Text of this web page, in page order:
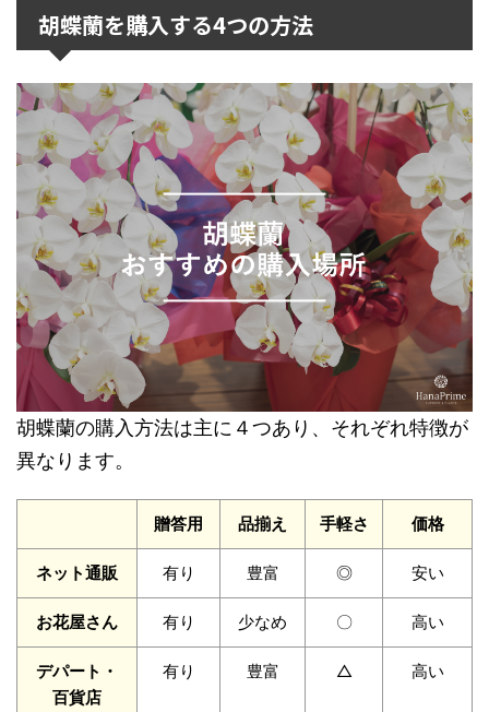
胡蝶蘭を購入する4つの方法
胡蝶蘭の購入方法は主に４つあり、それぞれ特徴が
異なります。
贈答用 品揃え 手軽さ 価格
ネット通販 有り 豊富 ◎ 安い
お花屋さん 有り 少なめ 〇 高い
デパート・
百貨店
有り 豊富 △ 高い